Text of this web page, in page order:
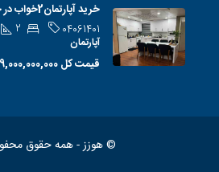
خرید آپارتمان2خواب در جهاداکبر
04061401
2
آپارتمان
قیمت کل
© هوزز - همه حقوق